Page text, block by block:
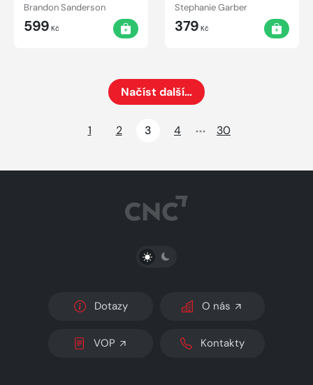
Brandon Sanderson
599 Kč
Stephanie Garber
379 Kč
Načíst další…
1
2 3 4 30
PŘEPNOUT SVĚTLÝ/TMAVÝ REŽIM
Dotazy O nás
VOP Kontakty